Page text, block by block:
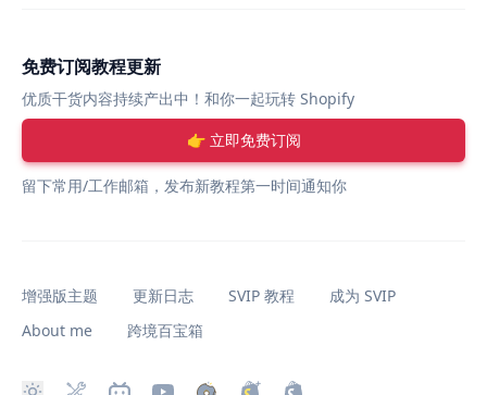
免费订阅教程更新
优质干货内容持续产出中！和你一起玩转 Shopify
👉 立即免费订阅
留下常用/工作邮箱，发布新教程第一时间通知你
增强版主题 更新日志 SVIP 教程
成为 SVIP
About me
跨境百宝箱